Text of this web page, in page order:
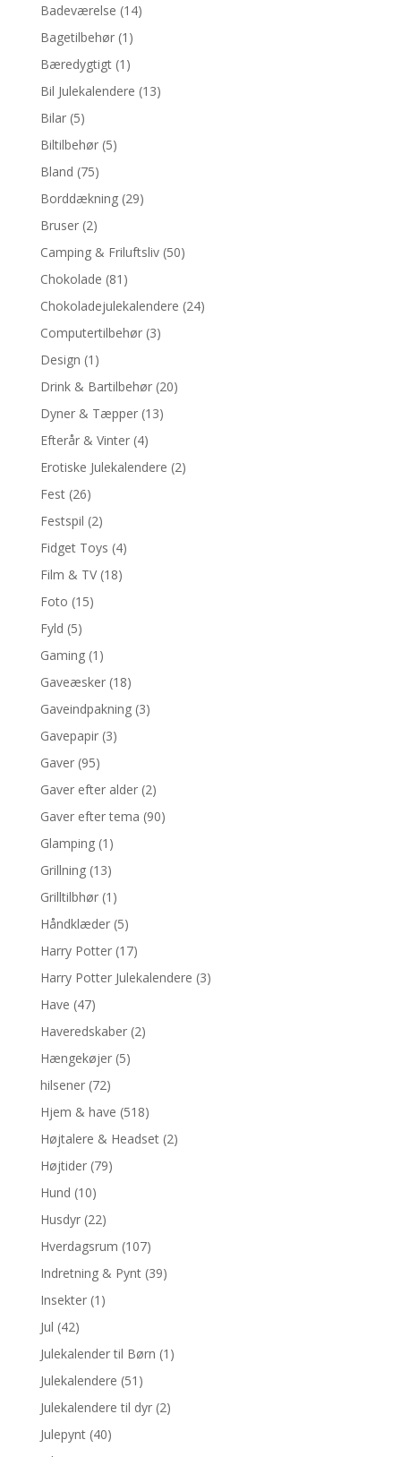
Badeværelse (14)
Bagetilbehør (1)
Bæredygtigt (1)
Bil Julekalendere (13)
Bilar (5)
Biltilbehør (5)
Bland (75)
Borddækning (29)
Bruser (2)
Camping & Friluftsliv (50)
Chokolade (81)
Chokoladejulekalendere (24)
Computertilbehør (3)
Design (1)
Drink & Bartilbehør (20)
Dyner & Tæpper (13)
Efterår & Vinter (4)
Erotiske Julekalendere (2)
Fest (26)
Festspil (2)
Fidget Toys (4)
Film & TV (18)
Foto (15)
Fyld (5)
Gaming (1)
Gaveæsker (18)
Gaveindpakning (3)
Gavepapir (3)
Gaver (95)
Gaver efter alder (2)
Gaver efter tema (90)
Glamping (1)
Grillning (13)
Grilltilbhør (1)
Håndklæder (5)
Harry Potter (17)
Harry Potter Julekalendere (3)
Have (47)
Haveredskaber (2)
Hængekøjer (5)
hilsener (72)
Hjem & have (518)
Højtalere & Headset (2)
Højtider (79)
Hund (10)
Husdyr (22)
Hverdagsrum (107)
Indretning & Pynt (39)
Insekter (1)
Jul (42)
Julekalender til Børn (1)
Julekalendere (51)
Julekalendere til dyr (2)
Julepynt (40)